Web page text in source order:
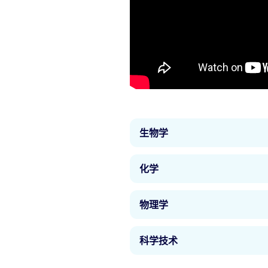
生物学
英国的生物学学位课程可帮助
到动物学、生态学或生物技术
们。
化学
全世界的众多企业都需要化学
化学反应掌握的相关知识可用
有获得成功所需的技能。
物理学
学习物理学意味着要掌握宇宙
作方式。无论你是对于理论和
科学技术